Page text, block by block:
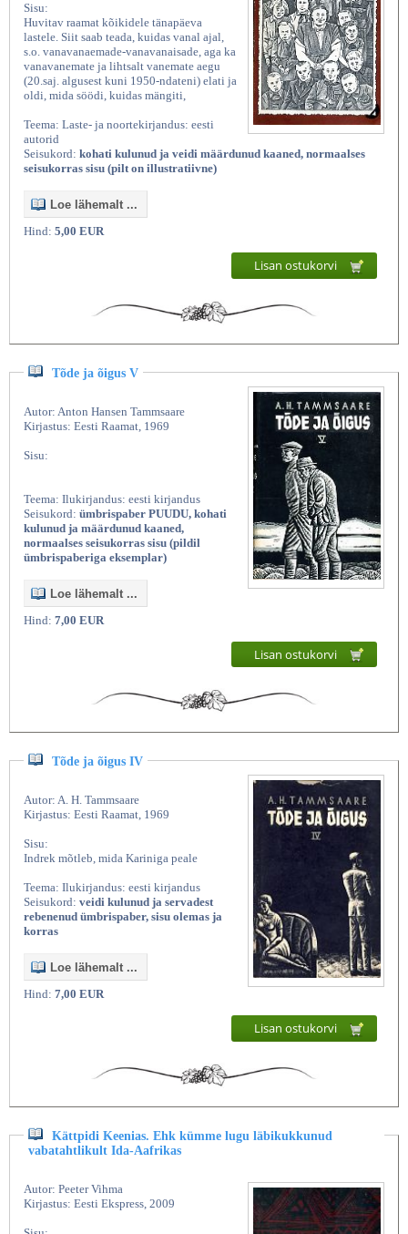
Sisu:
Huvitav raamat kõikidele tänapäeva
lastele. Siit saab teada, kuidas vanal ajal,
s.o. vanavanaemade-vanavanaisade, aga ka
vanavanemate ja lihtsalt vanemate aegu
(20.saj. algusest kuni 1950-ndateni) elati ja
oldi, mida söödi, kuidas mängiti,
Teema: Laste- ja noortekirjandus: eesti
autorid
Seisukord: kohati kulunud ja veidi määrdunud kaaned, normaalses
seisukorras sisu (pilt on illustratiivne)
Loe lähemalt ...
Hind: 5,00 EUR
Lisan ostukorvi
Tõde ja õigus V
Autor: Anton Hansen Tammsaare
Kirjastus: Eesti Raamat, 1969
Sisu:
Teema: Ilukirjandus: eesti kirjandus
Seisukord: ümbrispaber PUUDU, kohati
kulunud ja määrdunud kaaned,
normaalses seisukorras sisu (pildil
ümbrispaberiga eksemplar)
Loe lähemalt ...
Hind: 7,00 EUR
Lisan ostukorvi
Tõde ja õigus IV
Autor: A. H. Tammsaare
Kirjastus: Eesti Raamat, 1969
Sisu:
Indrek mõtleb, mida Kariniga peale
Teema: Ilukirjandus: eesti kirjandus
Seisukord: veidi kulunud ja servadest
rebenenud ümbrispaber, sisu olemas ja
korras
Loe lähemalt ...
Hind: 7,00 EUR
Lisan ostukorvi
Kättpidi Keenias. Ehk kümme lugu läbikukkunud
vabatahtlikult Ida-Aafrikas
Autor: Peeter Vihma
Kirjastus: Eesti Ekspress, 2009